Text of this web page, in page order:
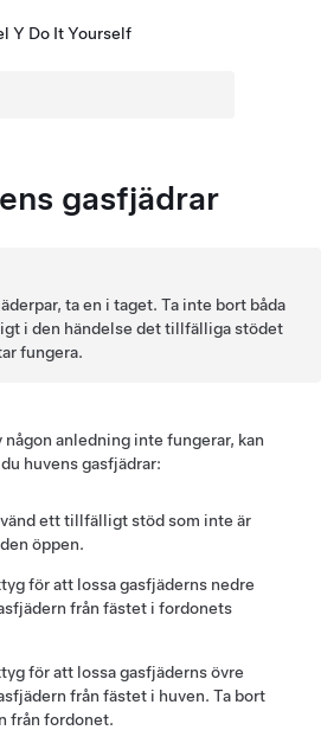
Y Do It Yourself
gasfjädrar
ta en i taget. Ta inte bort båda
i den händelse det tillfälliga stödet
fungera.
någon anledning inte fungerar, kan
huvens gasfjädrar:
ett tillfälligt stöd som inte är
öppen.
för att lossa gasfjäderns nedre
från fästet i fordonets
för att lossa gasfjäderns övre
från fästet i huven. Ta bort
från fordonet.